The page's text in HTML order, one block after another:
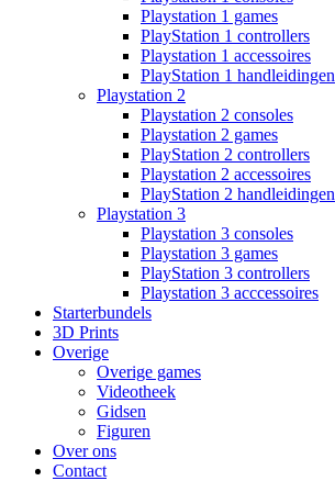
Playstation 1 games
PlayStation 1 controllers
Playstation 1 accessoires
PlayStation 1 handleidingen
Playstation 2
Playstation 2 consoles
Playstation 2 games
PlayStation 2 controllers
Playstation 2 accessoires
PlayStation 2 handleidingen
Playstation 3
Playstation 3 consoles
Playstation 3 games
PlayStation 3 controllers
Playstation 3 acccessoires
Starterbundels
3D Prints
Overige
Overige games
Videotheek
Gidsen
Figuren
Over ons
Contact